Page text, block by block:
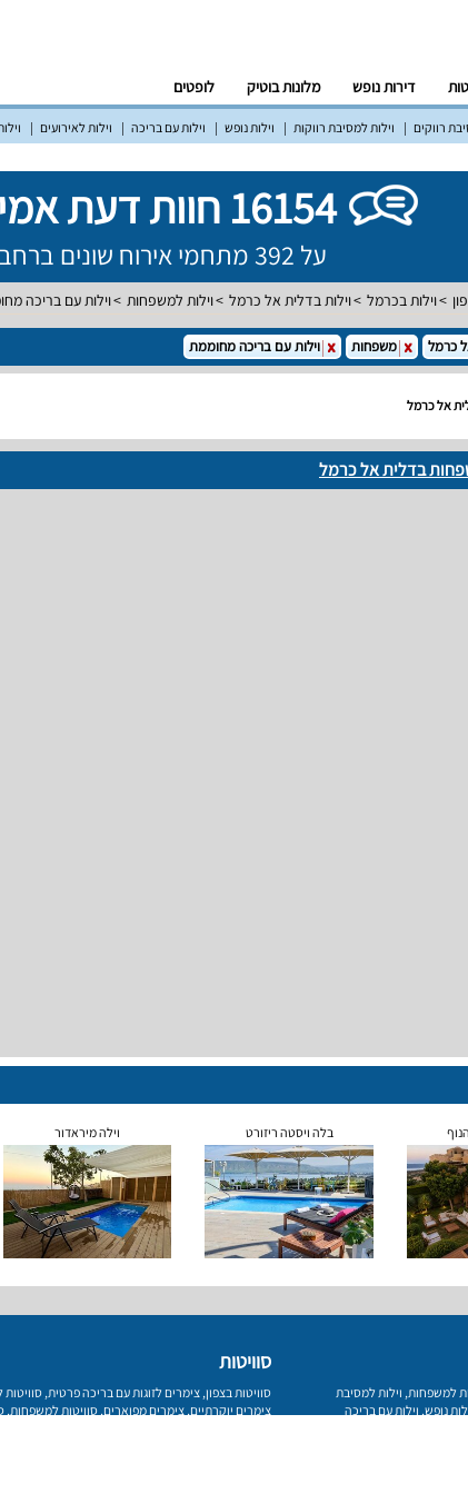
דירות נופש מלונות בוטיק לופטים
רווקים וילות למסיבת רווקות וילות נופש וילות עם בריכה וילות לאירועים
16154 חוות דעת אמיתיות!
על 392 מתחמי אירוח שונים ברחבי הארץ
וילות בכרמל וילות בדלית אל כרמל וילות למשפחות וילות עם בריכה
כרמל משפחות וילות עם בריכה מחוממת
אל כרמל
בדלית אל כרמל
בלה ויסטה ריזורט וילה מיראדור
למשפחות, וילות למסיבת
נופש, וילות עם בריכה
סוויטות
סוויטות בצפון, צימרים לזוגות עם בריכה פרטית,סוויטות
צימרים יוקרתיים, צימרים מפוארים, סוויטות למשפחות,